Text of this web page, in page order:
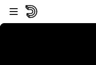
Passer au player
Passer au contenu principal